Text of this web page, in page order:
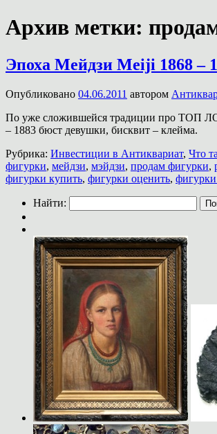
Архив метки:
Эпоха Мейдзи Meiji 1868 –
Опубликовано 04.06.2011 автором
По уже сложившейся традиции про ТОП
– 1883 бюст девушки, бисквит – клейма.
Рубрика: Инвестиции в Антиквариат, Что
фигурки, мейдзи, мэйдзи, продам фигурки,
фигурки купить, фигурки оценить,
Найти: